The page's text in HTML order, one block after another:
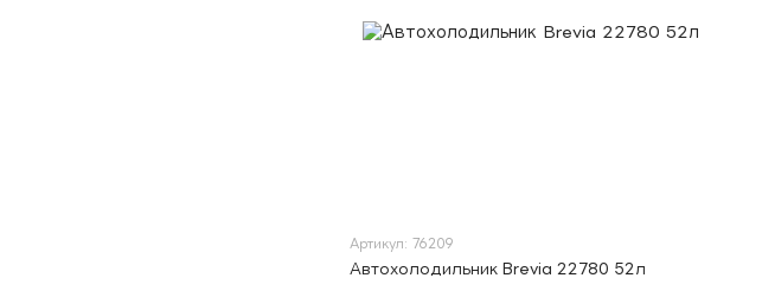
Артикул: 76209
Автохолодильник Brevia 22780 52л